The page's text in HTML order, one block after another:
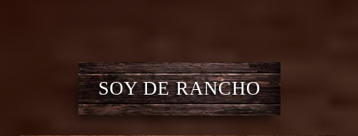
SOY DE RANCHO